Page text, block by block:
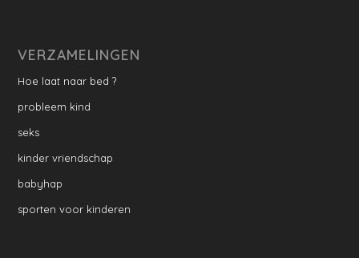
VERZAMELINGEN
Hoe laat naar bed ?
probleem kind
seks
kinder vriendschap
babyhap
sporten voor kinderen